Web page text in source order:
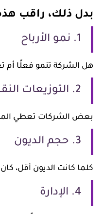
بدل ذلك، راقب
هل الشركة تنمو فعلًا أم
2. التوزيعات النقدية
بعض الشركات تعطي
3. حجم الديون
كلما كانت الديون أقل، كان
4. الإدارة